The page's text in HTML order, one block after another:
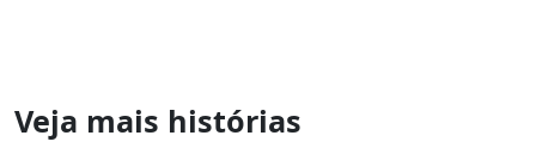
Veja mais histórias